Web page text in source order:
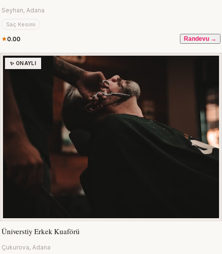
Seyhan, Adana
Saç Kesimi
0.00 Randevu →
✨ ONAYLI
Üniverstiy Erkek Kuaförü
Çukurova, Adana